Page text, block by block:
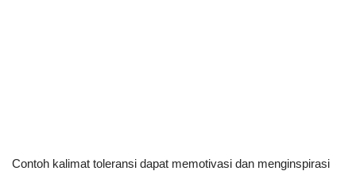
Contoh kalimat toleransi dapat memotivasi dan menginspirasi